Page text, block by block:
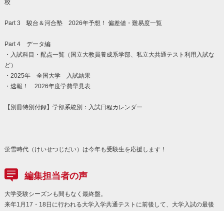
校
Part 3 駿台＆河合塾 2026年予想！ 偏差値・難易度一覧
Part 4 データ編
・入試科目・配点一覧（国立大教員養成系学部、私立大共通テスト利用入試な
ど）
・2025年 全国大学 入試結果
・速報！ 2026年度学費早見表
【別冊特別付録】学部系統別：入試日程カレンダー
蛍雪時代（けいせつじだい）は今年も受験生を応援します！
編集担当者の声
大学受験シーズンも間もなく最終盤。
来年1月17・18日に行われる大学入学共通テストに前後して、大学入試の最後